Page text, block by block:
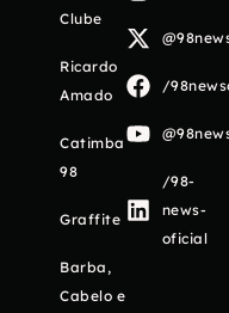
Clube
Ricardo
Amado
Catimba
98
Graffite
Barba,
Cabelo e
/
/98-
news-
oficial